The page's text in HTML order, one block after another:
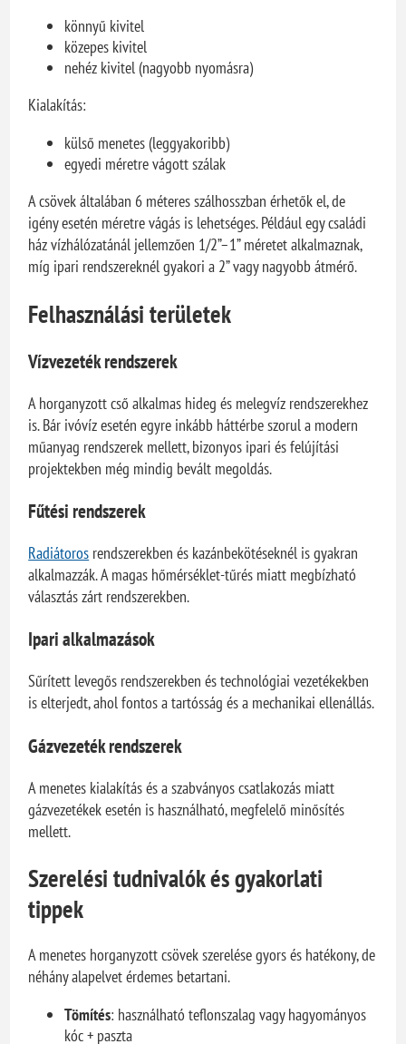
könnyű kivitel
közepes kivitel
nehéz kivitel (nagyobb nyomásra)
Kialakítás:
külső menetes (leggyakoribb)
egyedi méretre vágott szálak
A csövek általában 6 méteres szálhosszban érhetők el, de
igény esetén méretre vágás is lehetséges. Például egy családi
ház vízhálózatánál jellemzően 1/2”–1” méretet alkalmaznak,
míg ipari rendszereknél gyakori a 2” vagy nagyobb átmérő.
Felhasználási területek
Vízvezeték rendszerek
A horganyzott cső alkalmas hideg és melegvíz rendszerekhez
is. Bár ivóvíz esetén egyre inkább háttérbe szorul a modern
műanyag rendszerek mellett, bizonyos ipari és felújítási
projektekben még mindig bevált megoldás.
Fűtési rendszerek
Radiátoros rendszerekben és kazánbekötéseknél is gyakran
alkalmazzák. A magas hőmérséklet-tűrés miatt megbízható
választás zárt rendszerekben.
Ipari alkalmazások
Sűrített levegős rendszerekben és technológiai vezetékekben
is elterjedt, ahol fontos a tartósság és a mechanikai ellenállás.
Gázvezeték rendszerek
A menetes kialakítás és a szabványos csatlakozás miatt
gázvezetékek esetén is használható, megfelelő minősítés
mellett.
Szerelési tudnivalók és gyakorlati
tippek
A menetes horganyzott csövek szerelése gyors és hatékony, de
néhány alapelvet érdemes betartani.
Tömítés: használható teflonszalag vagy hagyományos
kóc + paszta